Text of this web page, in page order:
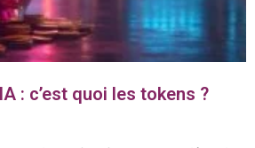
: c’est quoi les tokens ?